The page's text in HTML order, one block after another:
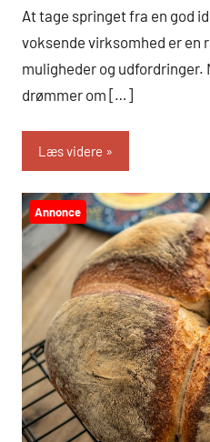
At tage springet fra en god
voksende virksomhed er en
muligheder og
drømmer om […]
Læs videre
Annonce